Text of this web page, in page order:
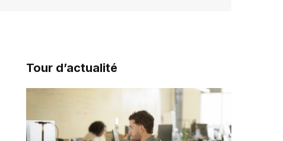
Tour d’actualité